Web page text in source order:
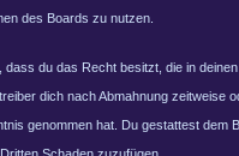
des Boards zu nutzen.
du das Recht besitzt, die in
dich nach Abmahnung zeitweise
genommen hat. Du gestattest dem